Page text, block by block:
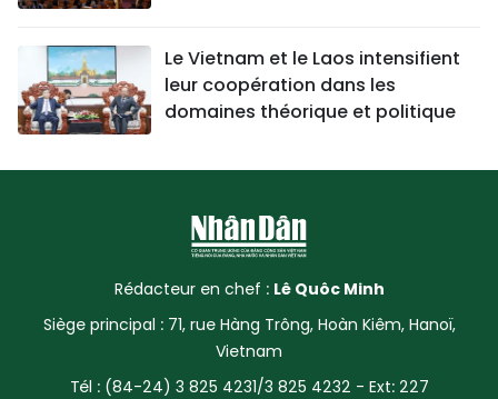
Le Vietnam et le Laos intensifient
leur coopération dans les
domaines théorique et politique
Rédacteur en chef : Lê Quôc Minh
Siège principal : 71, rue Hàng Trông, Hoàn Kiêm, Hanoï,
Vietnam
Tél : (84-24) 3 825 4231/3 825 4232 - Ext: 227